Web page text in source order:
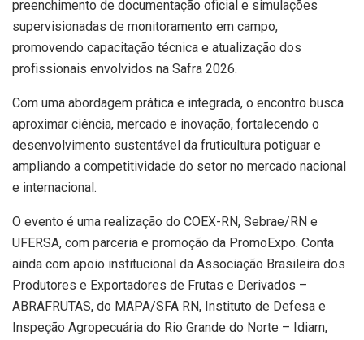
preenchimento de documentação oficial e simulações
supervisionadas de monitoramento em campo,
promovendo capacitação técnica e atualização dos
profissionais envolvidos na Safra 2026.
Com uma abordagem prática e integrada, o encontro busca
aproximar ciência, mercado e inovação, fortalecendo o
desenvolvimento sustentável da fruticultura potiguar e
ampliando a competitividade do setor no mercado nacional
e internacional.
O evento é uma realização do COEX-RN, Sebrae/RN e
UFERSA, com parceria e promoção da PromoExpo. Conta
ainda com apoio institucional da Associação Brasileira dos
Produtores e Exportadores de Frutas e Derivados –
ABRAFRUTAS, do MAPA/SFA RN, Instituto de Defesa e
Inspeção Agropecuária do Rio Grande do Norte – Idiarn,